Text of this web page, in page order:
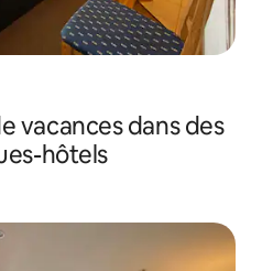
vacances dans des
hôtels